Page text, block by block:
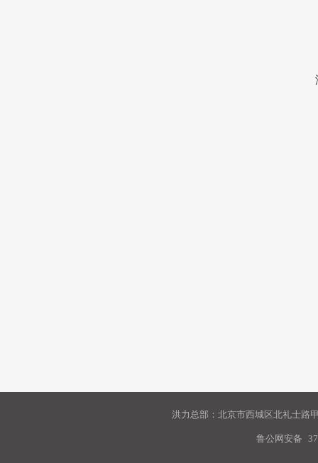
洪力总部：北京市西城区北礼士路
鲁公网安备